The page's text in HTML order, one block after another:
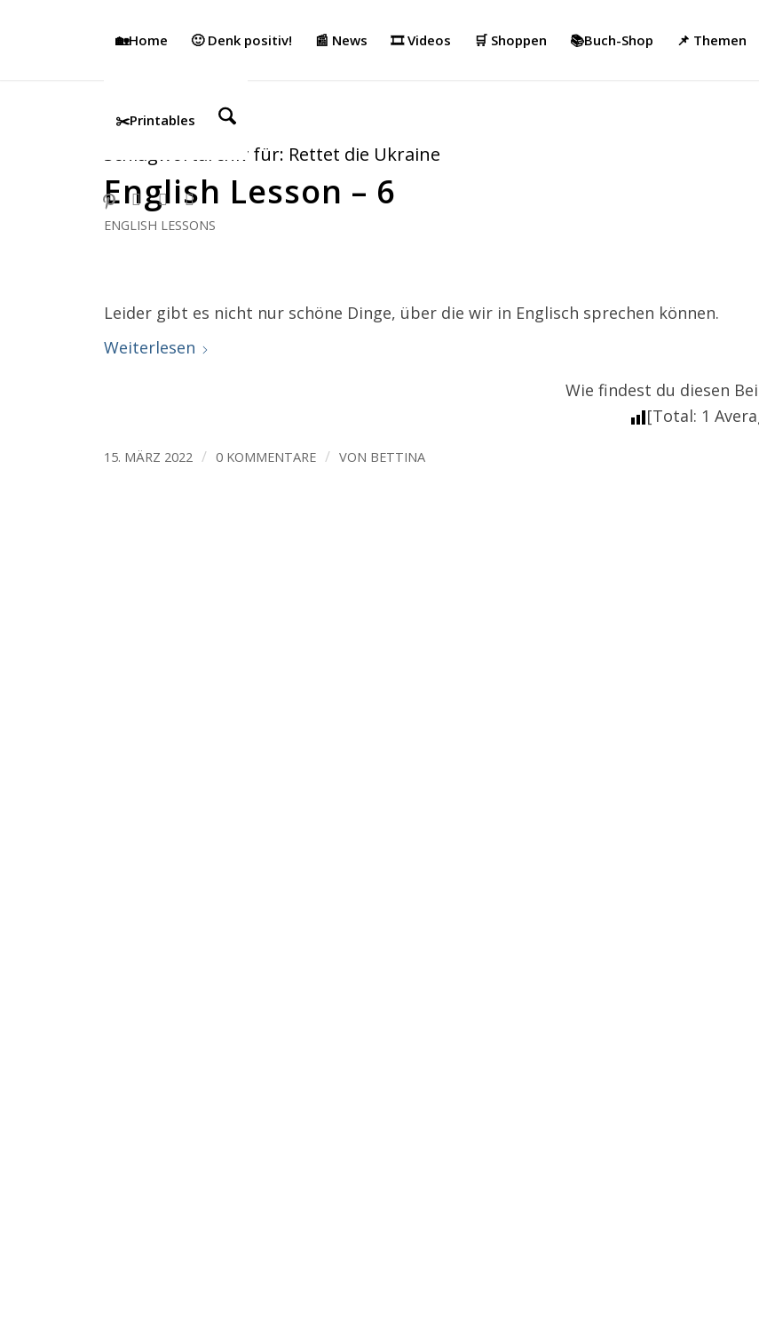
🏡Home 🙂 Denk positiv! 📰 News 🎞️ Videos 🛒 Shoppen 📚Buch-Shop 📌 Themen
✂️Printables
Schlagwortarchiv für: Rettet die Ukraine
English Lesson – 6
ENGLISH LESSONS
Leider gibt es nicht nur schöne Dinge, über die wir in Englisch sprechen können.
Weiterlesen
Wie findest du diesen
[Total: 1
15. MÄRZ 2022 / 0 KOMMENTARE / VON BETTINA